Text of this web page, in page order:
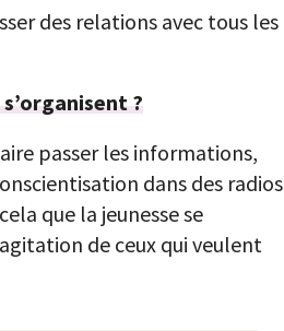
des relations avec tous les
?
passer les informations,
dans des radios
que la jeunesse se
de ceux qui veulent